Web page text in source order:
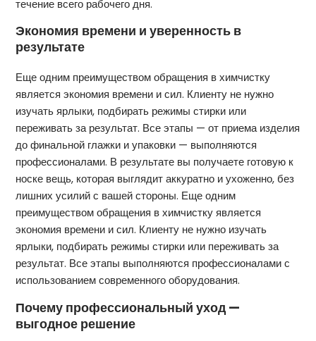
течение всего рабочего дня.
Экономия времени и уверенность в
результате
Еще одним преимуществом обращения в химчистку
является экономия времени и сил. Клиенту не нужно
изучать ярлыки, подбирать режимы стирки или
переживать за результат. Все этапы — от приема изделия
до финальной глажки и упаковки — выполняются
профессионалами. В результате вы получаете готовую к
носке вещь, которая выглядит аккуратно и ухоженно, без
лишних усилий с вашей стороны. Еще одним
преимуществом обращения в химчистку является
экономия времени и сил. Клиенту не нужно изучать
ярлыки, подбирать режимы стирки или переживать за
результат. Все этапы выполняются профессионалами с
использованием современного оборудования.
Почему профессиональный уход —
выгодное решение